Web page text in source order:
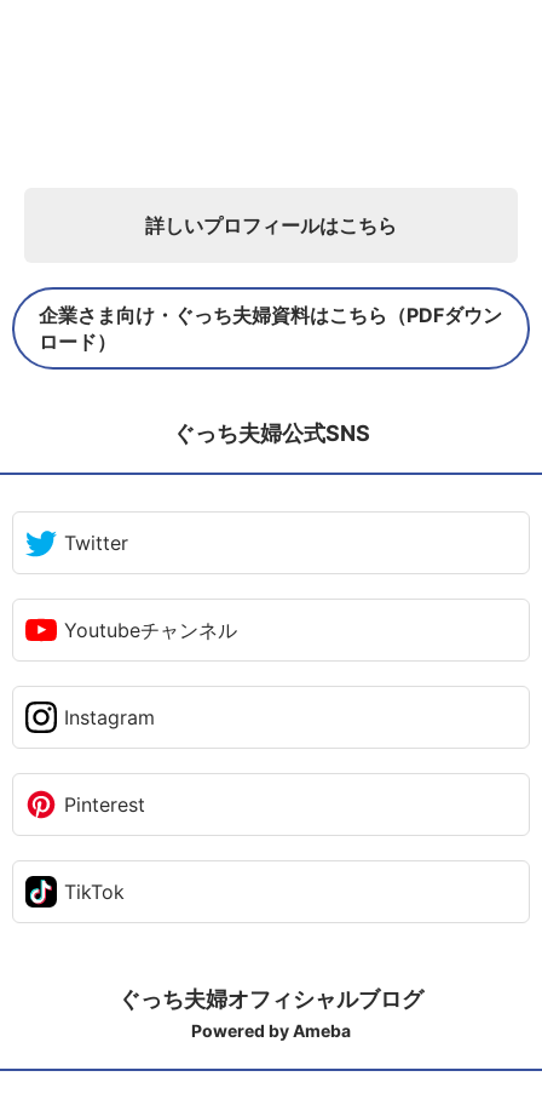
詳しいプロフィールはこちら
企業さま向け・ぐっち夫婦資料はこちら（PDFダウン
ロード）
ぐっち夫婦公式SNS
Twitter
Youtubeチャンネル
Instagram
Pinterest
TikTok
ぐっち夫婦オフィシャルブログ
Powered by Ameba